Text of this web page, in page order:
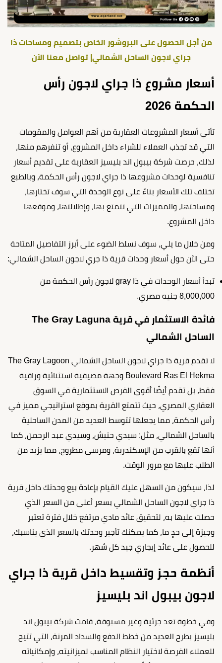
من أجل الحصول على البروشور الخاص بتصميم ومساحات ذا
جراي لاجون الساحل الشمالي| تواصل معنا الآن
أسعار مشروع ذا جراي لاجون رأس
الحكمة 2026
تأتي أسعار المشروعات العقارية من أهم العوامل والمقومات
التي قد تجذب العملاء للشراء داخل المشروع، أو تنفرهم منها،
لذلك، حرصت شركة بيبول اند بليسيز العقارية على تقديم أسعار
تنافسية لوحدات مشروعها ذا جراي لاجون رأس الحكمة، وبالطبع
تختلف تلك الأسعار بناءً على نوع الوحدة التي سوف تختارها،
ومساحتها، والمميزات التي تتمتع بها، وإطلالتها، وموقعها
داخل المشروع.
ومن خلال ما يلي، سوف نسلط الضوء على أبرز التفاصيل المتاحة
حتى الآن حول أسعار وحدات قرية ذا جري لاجون الساحل الشمالي:
تبدأ أسعار الوحدات في ذا gray لاجون رأس الحكمة من
8,000,000 جنيه مصري.
فائدة الاستثمار في قرية The Gray Laguna
الساحل الشمالي
لا تقدم قرية ذا جراي لاجون الساحل الشمالي The Gray Lagoon
Boulevard Ras El Hekma وجهة مصيفية استثنائية وراقية
فقط، بل تقدم أيضًا أقوى الفرص الاستثمارية في السوق
العقاري المصري، حيث تتمتع القرية بموقع استراتيجي مميز في
رأس الحكمة، مما يجعلها تتوسط العديد من المدن الساحلية
بالساحل الشمالي، مثل: سيدي حنيش، وسيدي عبد الرحمن، كما
أنها تقع بالقرب من الإسكندرية، ومرسى مطروح، مما يزيد من
الطلب عليها مع مرور الوقت.
لذا، سيكون من السهل عليك القيام بإعادة بيع وحدتك داخل قرية
ذا جراي لاجون الساحل الشمالي بسعر أعلى من السعر الذي
حصلت عليها به، لتحقيق عائد مادي مرتفع خلال فترة تعتبر
وجيزة إلى حدٍ ما، كما يمكنك تأجير وحدتك بالسعر الذي يناسبك،
للحصول على عائد إيجاري جيد كل شهر.
أنظمة حجز وتقسيط داخل قرية ذا جراي
لاجون بيبول اند بليسيز
وفي خطوة تعد جرئية وغير مسبوقة، قامت شركة بيبول اند
بليسيز بطرح العديد من خطط الدفع والسداد المرنة، التي تتيح
للعملاء الفرصة لاختيار النظام المناسب لميزانيته، وإمكانياته